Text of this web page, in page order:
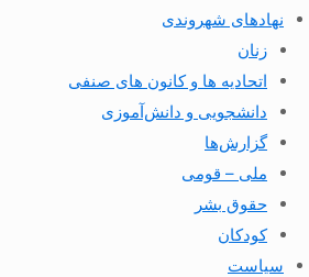
نهادهای شهروندی
زنان
اتحادیه ها و کانون های صنفی
دانشجویی و دانش‌آموزی
گزارش‌ها
ملی – قومی
حقوق بشر
کودکان
سیاست